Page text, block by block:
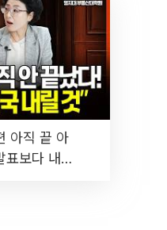
아직 끝 아
표보다 내릴